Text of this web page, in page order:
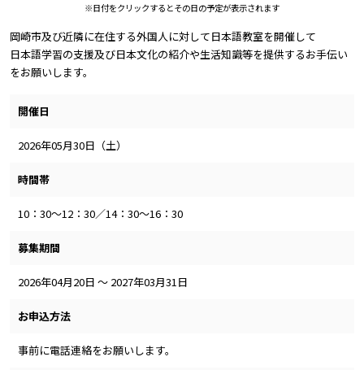
※日付をクリックするとその日の予定が表示されます
岡崎市及び近隣に在住する外国人に対して日本語教室を開催して
日本語学習の支援及び日本文化の紹介や生活知識等を提供するお手伝い
をお願いします。
開催日
2026年05月30日（土）
時間帯
10：30～12：30／14：30～16：30
募集期間
2026年04月20日 ～ 2027年03月31日
お申込方法
事前に電話連絡をお願いします。